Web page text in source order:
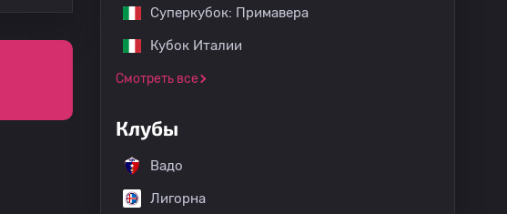
Суперкубок: Примавера
Кубок Италии
Смотреть все
Клубы
Вадо
Лигорна